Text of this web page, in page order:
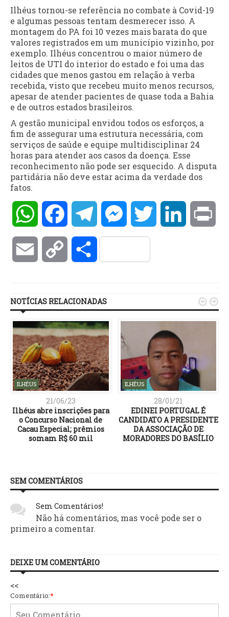
Ilhéus tornou-se referência no combate à Covid-19
e algumas pessoas tentam desmerecer isso. A
montagem do PA foi 10 vezes mais barata do que
valores registrados em um município vizinho, por
exemplo. Ilhéus concentrou o maior número de
leitos de UTI do interior do estado e foi uma das
cidades que menos gastou em relação à verba
recebida, visto que recebeu muito menos recursos,
apesar de atender pacientes de quase toda a Bahia
e de outros estados brasileiros.
A gestão municipal envidou todos os esforços, a
fim de assegurar uma estrutura necessária, com
serviços de saúde e equipe multidisciplinar 24
horas para atender aos casos da doença. Esse
reconhecimento não pode ser esquecido. A disputa
partidária não deve estar acima da verdade dos
fatos.
WhatsAppFacebookTelegramMessengerTwitter LinkedIn
Email Copy Compartilhar
NOTÍCIAS RELACIONADAS
ILHÉUS
21/06/23
Ilhéus abre inscrições para
o Concurso Nacional de
Cacau Especial; prêmios
somam R$ 60 mil
ILHÉUS
28/01/21
EDINEI PORTUGAL É
CANDIDATO A PRESIDENTE
DA ASSOCIAÇÃO DE
MORADORES DO BASÍLIO
 
SEM COMENTÁRIOS
Sem Comentários!
Não há comentários, mas você pode ser o
primeiro a comentar.
DEIXE UM COMENTÁRIO
<<
Comentário:*